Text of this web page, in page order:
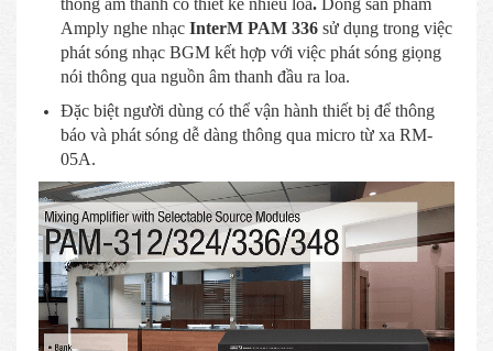
thống âm thanh có thiết kế nhiều loa. Dòng sản phẩm
Amply nghe nhạc InterM PAM 336 sử dụng trong việc
phát sóng nhạc BGM kết hợp với việc phát sóng giọng
nói thông qua nguồn âm thanh đầu ra loa.
Đặc biệt người dùng có thể vận hành thiết bị để thông
báo và phát sóng dễ dàng thông qua micro từ xa RM-
05A.